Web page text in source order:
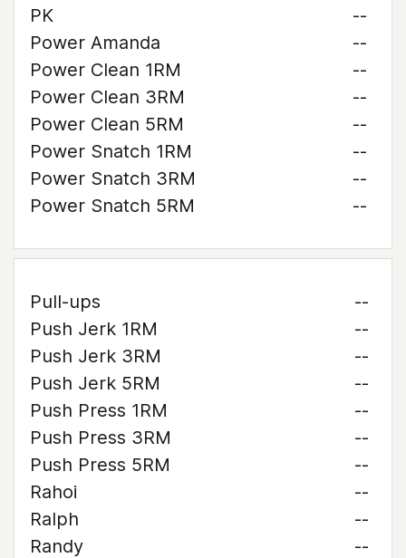
PK
--
Power Amanda
--
Power Clean 1RM
--
Power Clean 3RM
--
Power Clean 5RM
--
Power Snatch 1RM
--
Power Snatch 3RM
--
Power Snatch 5RM
--
Pull-ups
--
Push Jerk 1RM
--
Push Jerk 3RM
--
Push Jerk 5RM
--
Push Press 1RM
--
Push Press 3RM
--
Push Press 5RM
--
Rahoi
--
Ralph
--
Randy
--